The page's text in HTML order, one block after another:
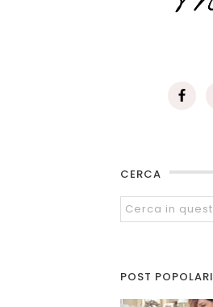
CERCA
POST POPOLARI